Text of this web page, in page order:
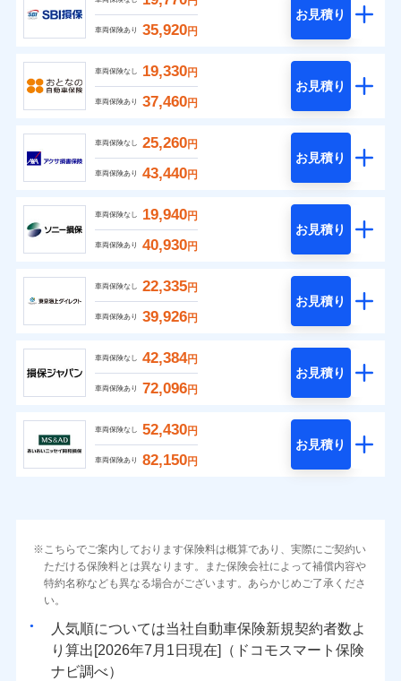
車両保険あり 35,920円
お見積り
車両保険なし 19,330円
車両保険あり 37,460円
お見積り
車両保険なし 25,260円
車両保険あり 43,440円
お見積り
車両保険なし 19,940円
車両保険あり 40,930円
お見積り
車両保険なし 22,335円
車両保険あり 39,926円
お見積り
車両保険なし 42,384円
車両保険あり 72,096円
お見積り
車両保険なし 52,430円
車両保険あり 82,150円
お見積り
こちらでご案内しております保険料は概算であり、実際にご契約い
ただける保険料とは異なります。また保険会社によって補償内容や
特約名称なども異なる場合がございます。あらかじめご了承くださ
い。
人気順については当社
新規契約者数よ
り算出[
年 月
日現在]（ドコモスマート保険
ナビ調べ）